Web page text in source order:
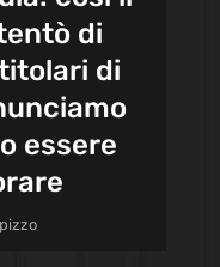
di
di
essere